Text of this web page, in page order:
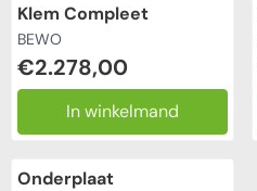
Klem Compleet
Merk:
BEWO
Prijs: 2 278,00
€2.278,00
In winkelmand
Onderplaat